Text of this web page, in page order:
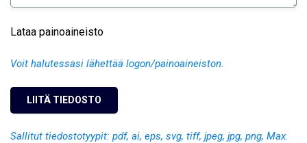
Lataa painoaineisto
Voit halutessasi lähettää logon/painoaineiston.
Sallitut tiedostotyypit: pdf, ai, eps, svg, tiff, jpeg, jpg, png, Max.